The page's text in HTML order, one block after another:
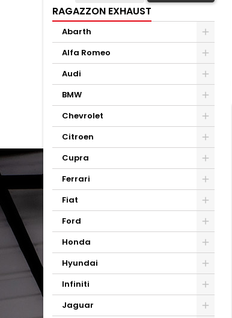
RAGAZZON EXHAUST
Abarth
Alfa Romeo
Audi
BMW
Chevrolet
Citroen
Cupra
Ferrari
Fiat
Ford
Honda
Hyundai
Infiniti
Jaguar